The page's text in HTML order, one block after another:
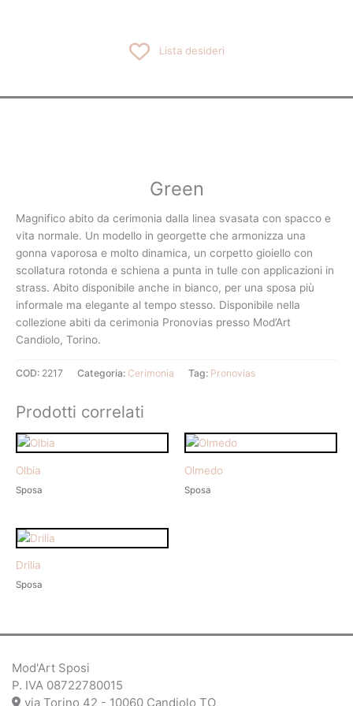
Lista desideri
Green
Magnifico abito da cerimonia dalla linea svasata con spacco e
vita normale. Un modello in georgette che armonizza una
gonna vaporosa e molto dinamica, un corpetto gioiello con
scollatura rotonda e schiena a punta in tulle con applicazioni in
strass. Abito disponibile anche in bianco, per una sposa più
informale ma elegante al tempo stesso. Disponibile nella
collezione abiti da cerimonia Pronovias presso Mod’Art
Candiolo, Torino.
COD: 2217 Categoria: Cerimonia Tag: Pronovias
Prodotti correlati
Olbia
Sposa
Olmedo
Sposa
Drilia
Sposa
Mod'Art Sposi
P. IVA 08722780015
via Torino 42 - 10060 Candiolo TO